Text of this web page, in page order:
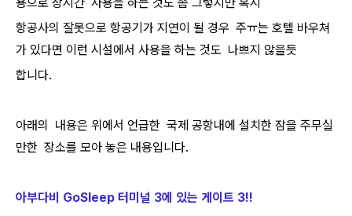
항공사의 잘못으로 항공기가 지연이 될 경우 주ㅠ는 호텔 바우쳐
가 있다면 이런 시설에서 사용을 하는 것도 나쁘지 않을듯
합니다.
아래의 내용은 위에서 언급한 국제 공항내에 설치한 잠을 주무실
만한 장소를 모아 놓은 내용입니다.
아부다비 GoSleep 터미널 3에 있는 게이트 3!!